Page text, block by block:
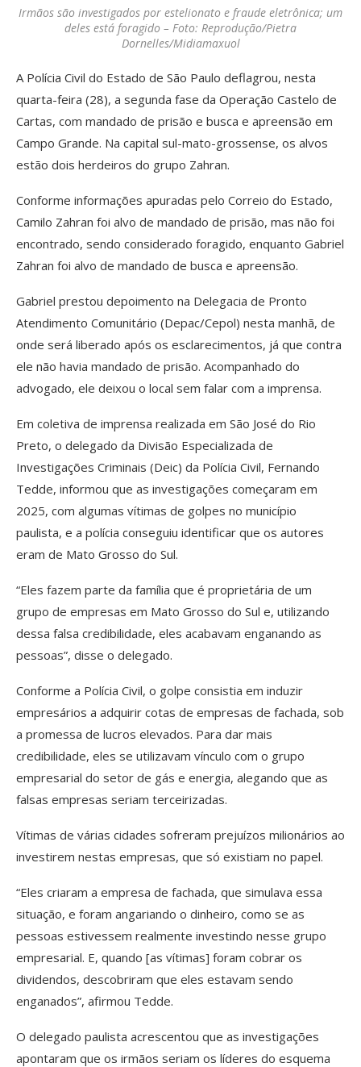
Irmãos são investigados por estelionato e fraude eletrônica; um
deles está foragido – Foto: Reprodução/Pietra
Dornelles/Midiamaxuol
A Polícia Civil do Estado de São Paulo deflagrou, nesta
quarta-feira (28), a segunda fase da Operação Castelo de
Cartas, com mandado de prisão e busca e apreensão em
Campo Grande. Na capital sul-mato-grossense, os alvos
estão dois herdeiros do grupo Zahran.
Conforme informações apuradas pelo Correio do Estado,
Camilo Zahran foi alvo de mandado de prisão, mas não foi
encontrado, sendo considerado foragido, enquanto Gabriel
Zahran foi alvo de mandado de busca e apreensão.
Gabriel prestou depoimento na Delegacia de Pronto
Atendimento Comunitário (Depac/Cepol) nesta manhã, de
onde será liberado após os esclarecimentos, já que contra
ele não havia mandado de prisão. Acompanhado do
advogado, ele deixou o local sem falar com a imprensa.
Em coletiva de imprensa realizada em São José do Rio
Preto, o delegado da Divisão Especializada de
Investigações Criminais (Deic) da Polícia Civil, Fernando
Tedde, informou que as investigações começaram em
2025, com algumas vítimas de golpes no município
paulista, e a polícia conseguiu identificar que os autores
eram de Mato Grosso do Sul.
“Eles fazem parte da família que é proprietária de um
grupo de empresas em Mato Grosso do Sul e, utilizando
dessa falsa credibilidade, eles acabavam enganando as
pessoas”, disse o delegado.
Conforme a Polícia Civil, o golpe consistia em induzir
empresários a adquirir cotas de empresas de fachada, sob
a promessa de lucros elevados. Para dar mais
credibilidade, eles se utilizavam vínculo com o grupo
empresarial do setor de gás e energia, alegando que as
falsas empresas seriam terceirizadas.
Vítimas de várias cidades sofreram prejuízos milionários ao
investirem nestas empresas, que só existiam no papel.
“Eles criaram a empresa de fachada, que simulava essa
situação, e foram angariando o dinheiro, como se as
pessoas estivessem realmente investindo nesse grupo
empresarial. E, quando [as vítimas] foram cobrar os
dividendos, descobriram que eles estavam sendo
enganados”, afirmou Tedde.
O delegado paulista acrescentou que as investigações
apontaram que os irmãos seriam os líderes do esquema